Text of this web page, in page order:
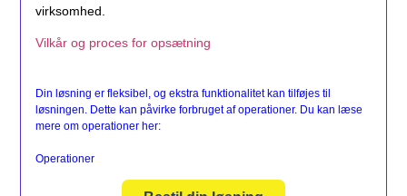
virksomhed.
Vilkår og proces for opsætning
Din løsning er fleksibel, og ekstra funktionalitet kan tilføjes til
løsningen. Dette kan påvirke forbruget af operationer. Du kan læse
mere om operationer her:
Operationer